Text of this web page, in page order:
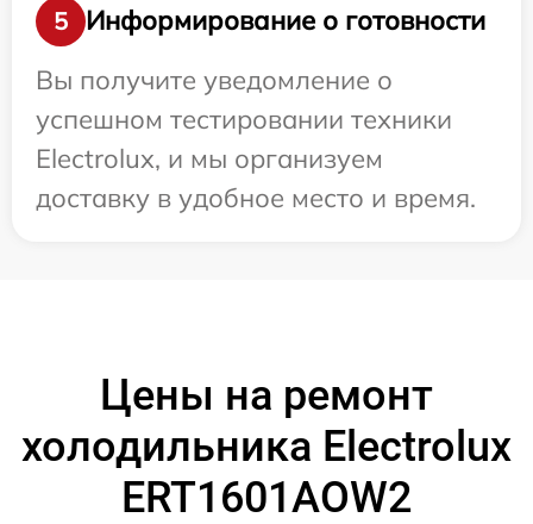
5
Информирование о готовности
Вы получите уведомление о
успешном тестировании техники
Electrolux, и мы организуем
доставку в удобное место и время.
Цены на ремонт
холодильника Electrolux
ERT1601AOW2